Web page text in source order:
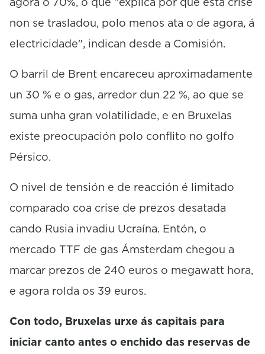
non se trasladou, polo menos ata o de agora, á
electricidade", indican desde a Comisión.
O barril de Brent encareceu aproximadamente
un 30 % e o gas, arredor dun 22 %, ao que se
suma unha gran volatilidade, e en Bruxelas
existe preocupación polo conflito no golfo
Pérsico.
O nivel de tensión e de reacción é limitado
comparado coa crise de prezos desatada
cando Rusia invadiu Ucraína. Entón, o
mercado TTF de gas Ámsterdam chegou a
marcar prezos de 240 euros o megawatt hora,
e agora rolda os 39 euros.
Con todo, Bruxelas urxe ás capitais para
iniciar canto antes o enchido das reservas de